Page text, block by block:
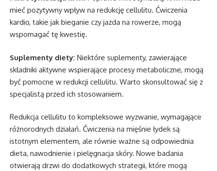
mieć pozytywny wpływ na redukcję cellulitu. Ćwiczenia
kardio, takie jak bieganie czy jazda na rowerze, mogą
wspomagać tę kwestię.
Suplementy diety: Niektóre suplementy, zawierające
składniki aktywne wspierające procesy metaboliczne, mogą
być pomocne w redukcji cellulitu. Warto skonsultować się z
specjalistą przed ich stosowaniem.
Redukcja cellulitu to kompleksowe wyzwanie, wymagające
różnorodnych działań. Ćwiczenia na mięśnie łydek są
istotnym elementem, ale równie ważne są odpowiednia
dieta, nawodnienie i pielęgnacja skóry. Nowe badania
otwierają drzwi do dodatkowych strategii, które mogą